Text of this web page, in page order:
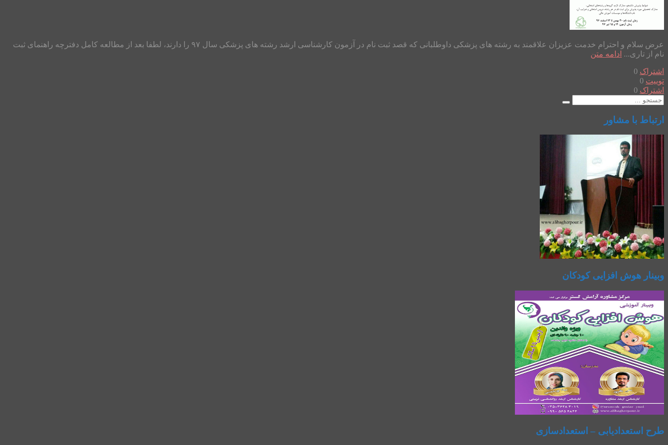
عرض سلام و احترام خدمت عزیزان علاقمند به رشته های پزشکی داوطلبانی که قصد ثبت نام در آزمون کارشناسی ارشد رشته های پزشکی سال ۹۷ را دارند، لطفا بعد از مطالعه کامل دفترچه راهنمای ثبت
نام از تاری... ادامه متن
اشتراک 0
توییت 0
اشتراک 0
ارتباط با مشاور
وبینار هوش افزایی کودکان
طرح استعدادیابی – استعدادسازی